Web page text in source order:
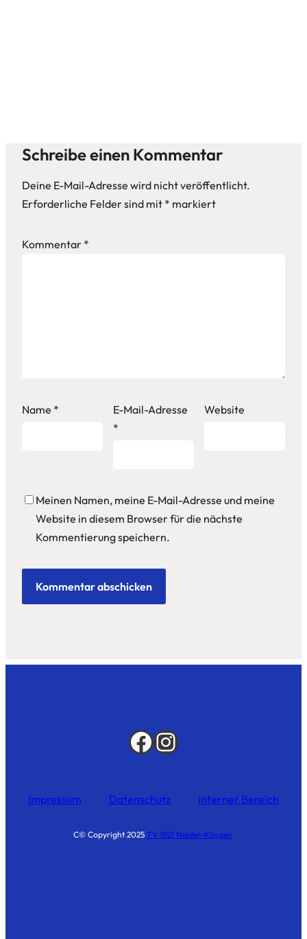
Schreibe einen Kommentar
Deine E-Mail-Adresse wird nicht veröffentlicht.
Erforderliche Felder sind mit * markiert
Kommentar *
Name *
E-Mail-Adresse
*
Website
Meinen Namen, meine E-Mail-Adresse und meine
Website in diesem Browser für die nächste
Kommentierung speichern.
Impressum Datenschutz interner Bereich
C© Copyright 2025 TV 1921 Nieder-Klingen